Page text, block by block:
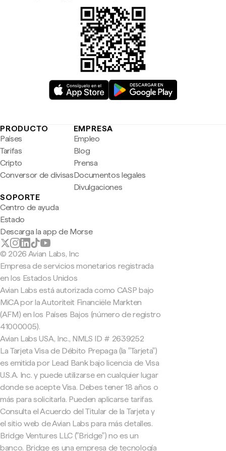
PRODUCTO
Países
Tarifas
Cripto
Conversor de divisas
EMPRESA
Empleo
Blog
Prensa
Documentos legales
Divulgaciones
SOPORTE
Centro de ayuda
Estado
Descarga la app de Morse
© 2026 Avian Labs, Inc
Empresa de servicios monetarios registrada
en los Estados Unidos
Avian Labs está autorizada como CASP bajo
MiCA por la Autoriteit Financiële Markten
(AFM) en los Países Bajos (número de registro
41000005).
Avian Labs USA, Inc., NMLS ID # 2639252
La Tarjeta Visa de Débito Prepaga (la "Tarjeta")
es emitida por Lead Bank bajo licencia de Visa
U.S.A. Inc. y puede utilizarse en cualquier lugar
donde se acepte Visa. Debes tener 18 años o
más para solicitarla. Pueden aplicarse tarifas.
Consulta el Acuerdo del Titular de la Tarjeta y
el sitio web de Avian Labs para más detalles.
Bridge Ventures LLC ("Bridge") no es un
banco. Bridge es una empresa de tecnología